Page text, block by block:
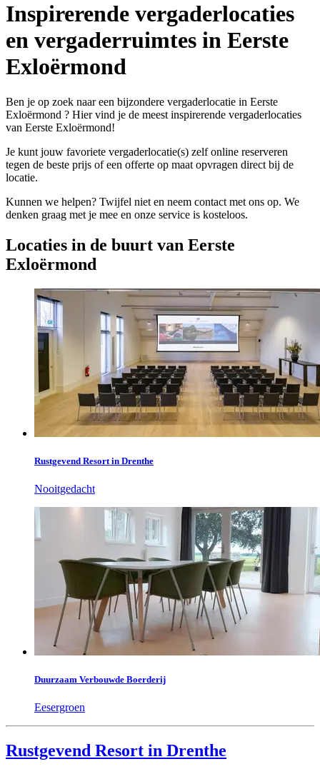
Inspirerende vergaderlocaties
en vergaderruimtes in Eerste
Exloërmond
Ben je op zoek naar een bijzondere vergaderlocatie in Eerste
Exloërmond ? Hier vind je de meest inspirerende vergaderlocaties
van Eerste Exloërmond!
Je kunt jouw favoriete vergaderlocatie(s) zelf online reserveren
tegen de beste prijs of een offerte op maat opvragen direct bij de
locatie.
Kunnen we helpen? Twijfel niet en neem contact met ons op. We
denken graag met je mee en onze service is kosteloos.
Locaties in de buurt van Eerste
Exloërmond
Rustgevend Resort in Drenthe
Nooitgedacht
Duurzaam Verbouwde Boerderij
Eesergroen
Rustgevend Resort in Drenthe